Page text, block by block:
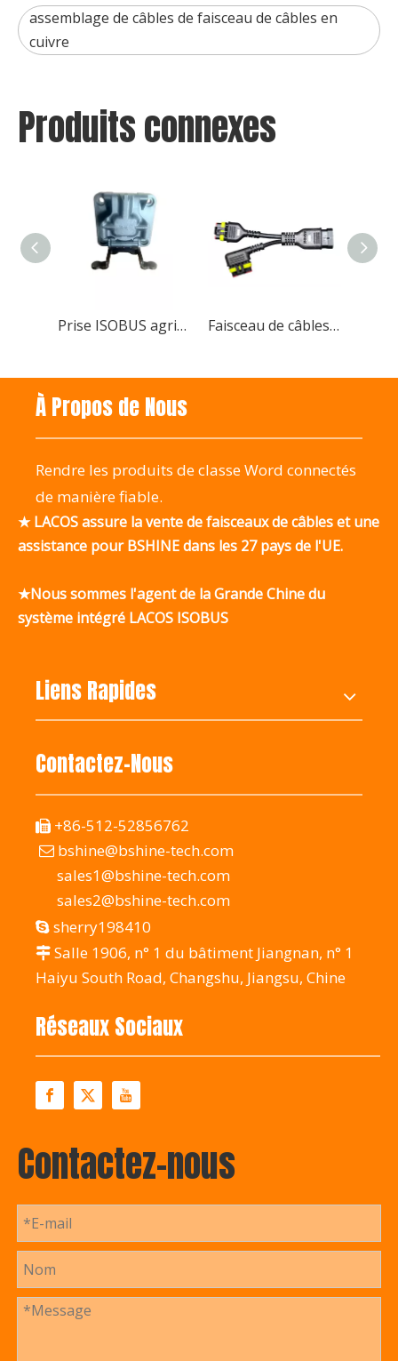
assemblage de câbles de faisceau de câbles en
cuivre
Produits connexes
Prise ISOBUS agricole 9 broches, types maître/esclave/passage disponibles Faisceau de câbles prémoulé haute performance AMP SUPERSEAL, résistant à l'eau
À Propos de Nous
Rendre les produits de classe Word connectés
de manière fiable.
★ LACOS assure la vente de faisceaux de câbles et une
assistance pour BSHINE dans les 27 pays de l'UE.
★Nous sommes l'agent de la Grande Chine du
système intégré LACOS ISOBUS
Liens Rapides
Contactez-Nous
 +86-512-52856762
 bshine@bshine-tech.com
sales1@bshine-tech.com
sales2@bshine-tech.com
 sherry198410
 Salle 1906, n° 1 du bâtiment Jiangnan, n° 1
Haiyu South Road, Changshu, Jiangsu, Chine
Réseaux Sociaux
Contactez-nous